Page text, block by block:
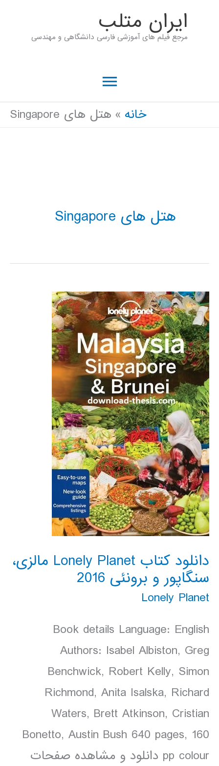
ايران متلب
مرجع فیلم های آموزشی فارسی دانشگاهی و مهندسی
فهرست
اصلی خانه هتل های Singapore
هتل های Singapore
دانلود کتاب Lonely Planet مالزی،
سنگاپور و برونئی 2016
Lonely Planet
Book details Language: English
Authors: Isabel Albiston, Greg
Benchwick, Robert Kelly, Simon
Richmond, Anita Isalska, Richard
Waters, Brett Atkinson, Cristian
Bonetto, Austin Bush 640 pages, 160
pp colour دانلود و مشاهده صفحات